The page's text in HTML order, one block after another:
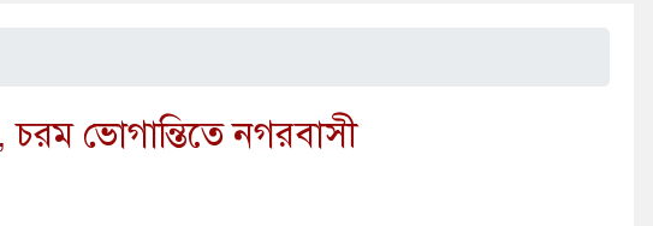
ভোগান্তিতে নগরবাসী